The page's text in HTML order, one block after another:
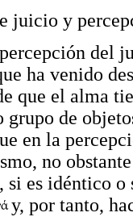
juicio y
del
ha venido
que el alma
grupo de
en la
no
si es idéntico
y, por tanto,